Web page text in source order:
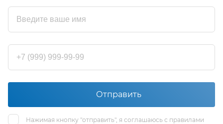
Отправить
Нажимая кнопку "отправить", я соглашаюсь с правилами